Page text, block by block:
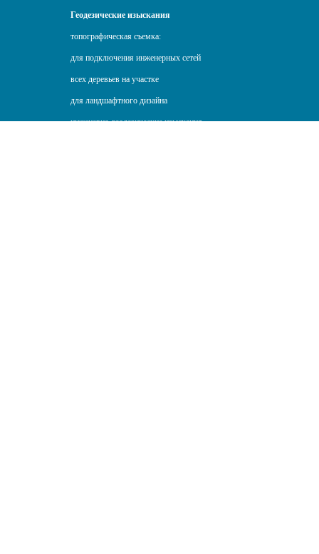
Геодезические изыскания
топографическая съемка:
для подключения инженерных сетей
всех деревьев на участке
для ландшафтного дизайна
инженерно-геодезические изыскания